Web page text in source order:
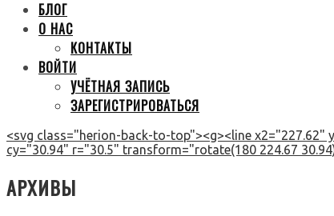
БЛОГ
О НАС
КОНТАКТЫ
ВОЙТИ
УЧЁТНАЯ ЗАПИСЬ
ЗАРЕГИСТРИРОВАТЬСЯ
<svg class="herion-back-to-top"><g><line x2="227.62"
cy="30.94" r="30.5" transform="rotate(180 224.67
АРХИВЫ